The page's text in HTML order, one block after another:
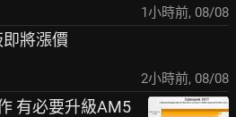
1小時前, 08/08
即將漲價
2小時前, 08/08
有必要升級AM5